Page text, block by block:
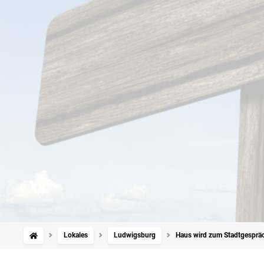
Lokales Ludwigsburg Haus wird zum